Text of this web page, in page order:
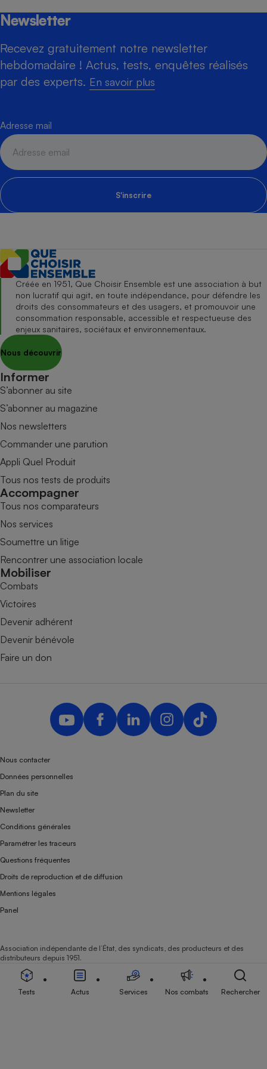
Newsletter
Recevez gratuitement notre newsletter
hebdomadaire ! Actus, tests, enquêtes réalisés
par des experts. En savoir plus
Adresse mail
S'inscrire
Créée en 1951, Que Choisir Ensemble est une association à but
non lucratif qui agit, en toute indépendance, pour défendre les
droits des consommateurs et des usagers, et promouvoir une
consommation responsable, accessible et respectueuse des
enjeux sanitaires, sociétaux et environnementaux.
Nous découvrir
Informer
S’abonner au site
S’abonner au magazine
Nos newsletters
Commander une parution
Appli Quel Produit
Tous nos tests de produits
Accompagner
Tous nos comparateurs
Nos services
Soumettre un litige
Rencontrer une association locale
Mobiliser
Combats
Victoires
Devenir adhérent
Devenir bénévole
Faire un don
Nous contacter
Données personnelles
Plan du site
Newsletter
Conditions générales
Paramétrer les traceurs
Questions fréquentes
Droits de reproduction et de diffusion
Mentions légales
Panel
Association indépendante de l’État, des syndicats, des producteurs et des
distributeurs depuis 1951.
Tests Actus Services Nos combats Rechercher